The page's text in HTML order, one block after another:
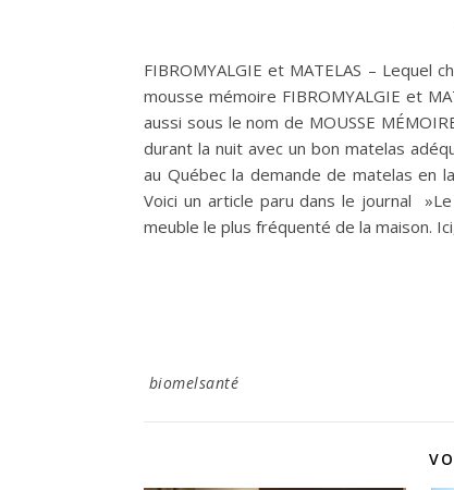
FIBROMYALGIE et MATELAS – Lequel
mousse mémoire FIBROMYALGIE et
aussi sous le nom de MOUSSE
durant la nuit avec un bon matelas
au Québec la demande de matelas en
Voici un article paru dans le journal
meuble le plus fréquenté de la maison.
biomelsanté